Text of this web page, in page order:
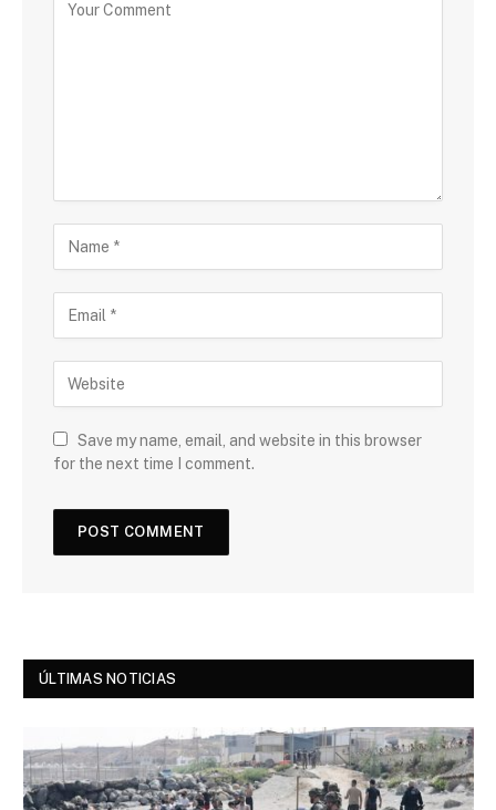
Save my name, email, and website in this browser
for the next time I comment.
ÚLTIMAS NOTICIAS